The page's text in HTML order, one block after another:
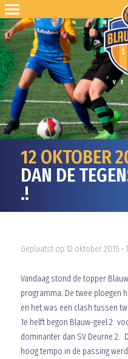
12 OKTOBER
DAN DE
.!
Geplaatst op 12 oktober 2015 •
Vandaag stond de topper
programma. De twee ploegen
en het was een clash tussen
1e helft begon Blauw-geel 2
dominanter dan SV Deurne 2.
hoog tempo in de passing